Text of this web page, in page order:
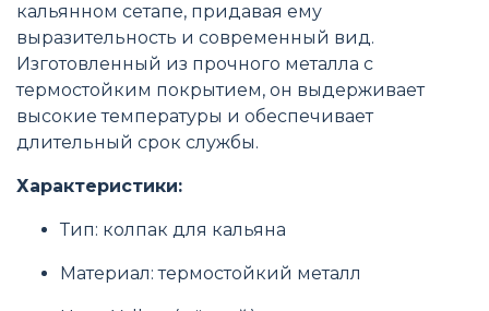
кальянном сетапе, придавая ему
выразительность и современный вид.
Изготовленный из прочного металла с
термостойким покрытием, он выдерживает
высокие температуры и обеспечивает
длительный срок службы.
Характеристики:
Тип: колпак для кальяна
Материал: термостойкий металл